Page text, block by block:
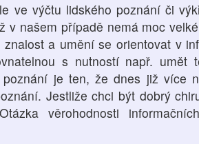
ve výčtu lidského poznání či
v našem případě nemá moc
a umění se orientovat v
s nutností např. umět
poznání je ten, že dnes již více
Jestliže chci být dobrý
věrohodnosti